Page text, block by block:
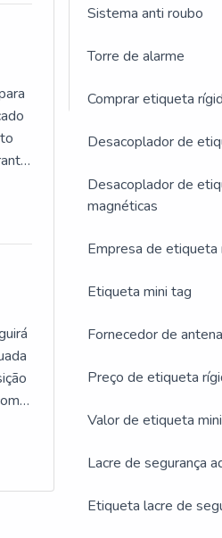
Sistema anti roubo
Torre de alarme
Comprar etiqueta
Desacoplador de
Desacoplador de
magnéticas
Empresa de etiqueta
Etiqueta mini tag
Fornecedor de
Preço de etiqueta
Valor de etiqueta
Lacre de segurança
Etiqueta lacre de